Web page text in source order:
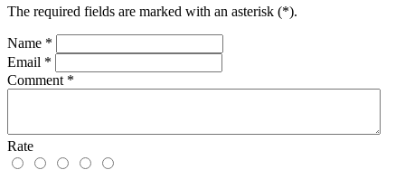
The required fields are marked with an asterisk (*).
Name *
Email *
Comment *
Rate